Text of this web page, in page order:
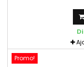
Promo!